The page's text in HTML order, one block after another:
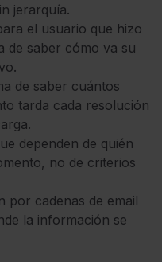
jerarquía.
el usuario que hizo
de saber cómo va su
de saber cuántos
tarda cada resolución
dependen de quién
no de criterios
por cadenas de email
la información se